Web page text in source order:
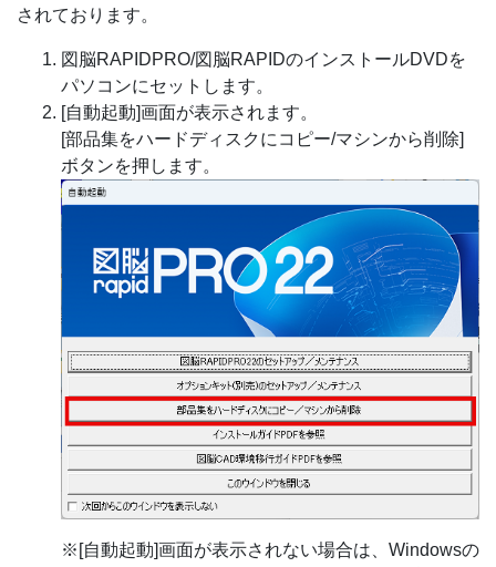
されております。
図脳RAPIDPRO/図脳RAPIDのインストールDVDを
パソコンにセットします。
[自動起動]画面が表示されます。
[部品集をハードディスクにコピー/マシンから削除]
ボタンを押します。
※[自動起動]画面が表示されない場合は、Windowsの